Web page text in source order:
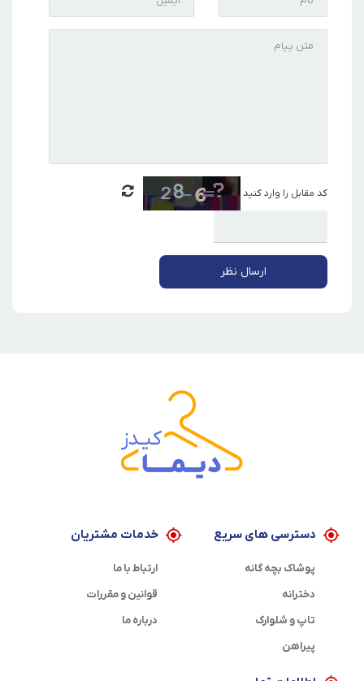
کد مقابل را وارد کنید
ارسال نظر
دسترسی های سریع
پوشاک بچه گانه
دخترانه
تاپ و شلوارک
پیراهن
خدمات مشتریان
ارتباط با ما
قوانین و مقررات
درباره ما